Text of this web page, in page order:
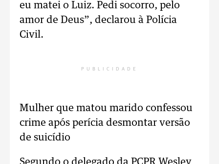
eu matei o Luiz. Pedi socorro, pelo
amor de Deus”, declarou à Polícia
Civil.
PUBLICIDADE
Mulher que matou marido confessou
crime após perícia desmontar versão
de suicídio
Segundo o delegado da PCPR Wesley